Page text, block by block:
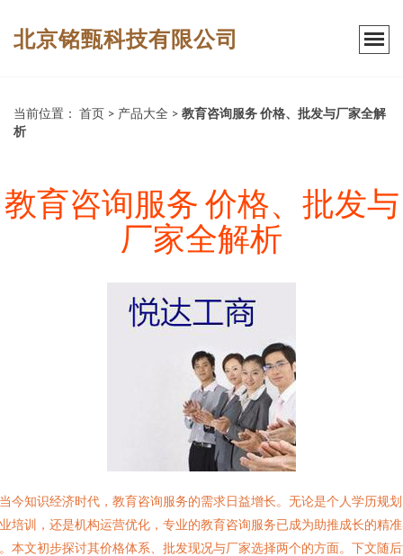
北京铭甄科技有限公司
当前位置： 首页 > 产品大全 > 教育咨询服务 价格、批发与厂家全解
析
教育咨询服务 价格、批发与
厂家全解析
今知识经济时代，教育咨询服务的需求日益增长。无论是个人学历规
培训，还是机构运营优化，专业的教育咨询服务已成为助推成长的精
本文初步探讨其价格体系、批发现况与厂家选择两个的方面。下文随